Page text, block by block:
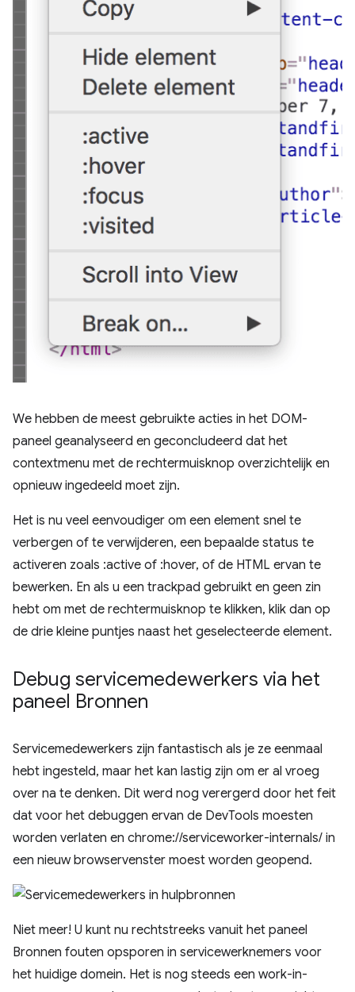
We hebben de meest gebruikte acties in het DOM-
paneel geanalyseerd en geconcludeerd dat het
contextmenu met de rechtermuisknop overzichtelijk en
opnieuw ingedeeld moet zijn.
Het is nu veel eenvoudiger om een ​​element snel te
verbergen of te verwijderen, een bepaalde status te
activeren zoals :active of :hover, of de HTML ervan te
bewerken. En als u een trackpad gebruikt en geen zin
hebt om met de rechtermuisknop te klikken, klik dan op
de drie kleine puntjes naast het geselecteerde element.
Debug servicemedewerkers via het
paneel Bronnen
Servicemedewerkers zijn fantastisch als je ze eenmaal
hebt ingesteld, maar het kan lastig zijn om er al vroeg
over na te denken. Dit werd nog verergerd door het feit
dat voor het debuggen ervan de DevTools moesten
worden verlaten en chrome://serviceworker-internals/ in
een nieuw browservenster moest worden geopend.
Niet meer! U kunt nu rechtstreeks vanuit het paneel
Bronnen fouten opsporen in servicewerknemers voor
het huidige domein. Het is nog steeds een work-in-